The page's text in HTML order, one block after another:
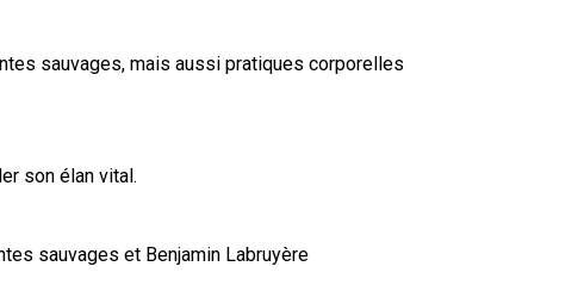
sauvages, mais aussi pratiques corporelles
son élan vital.
sauvages et Benjamin Labruyère